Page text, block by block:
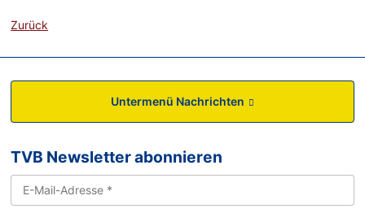
Zurück
Untermenü Nachrichten
TVB Newsletter abonnieren